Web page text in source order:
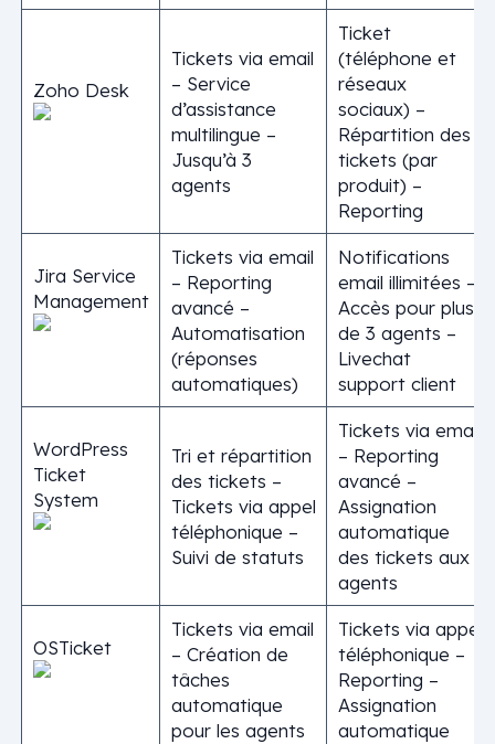
Zoho Desk
Tickets via email
– Service
d’assistance
multilingue –
Jusqu’à 3
agents
Ticket
(téléphone et
réseaux
sociaux) –
Répartition des
tickets (par
produit) –
Reporting
Jira Service
Management
Tickets via email
– Reporting
avancé –
Automatisation
(réponses
automatiques)
Notifications
email illimitées –
Accès pour plus
de 3 agents –
Livechat
support client
WordPress
Ticket
System
Tri et répartition
des tickets –
Tickets via appel
téléphonique –
Suivi de statuts
Tickets via email
– Reporting
avancé –
Assignation
automatique
des tickets aux
agents
OSTicket
Tickets via email
– Création de
tâches
automatique
pour les agents
Tickets via appel
téléphonique –
Reporting –
Assignation
automatique